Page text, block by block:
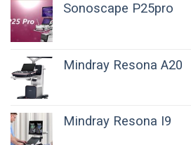
Sonoscape P25pro
Mindray Resona A20
Mindray Resona I9